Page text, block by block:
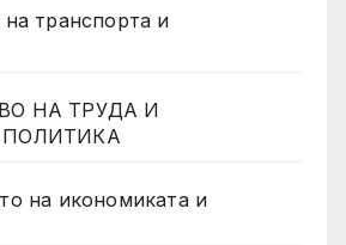
транспорта и
НА ТРУДА И
на икономиката и